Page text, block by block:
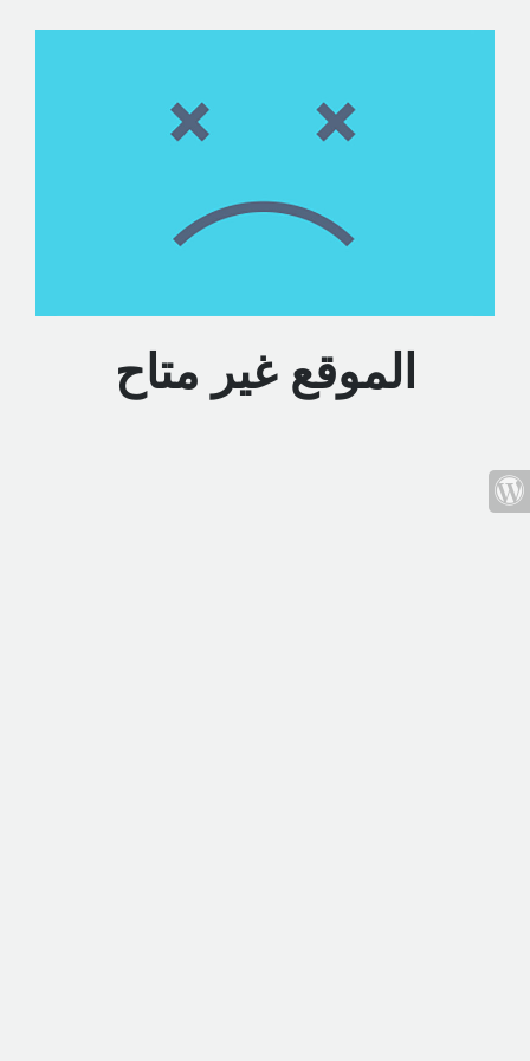
الموقع غير متاح